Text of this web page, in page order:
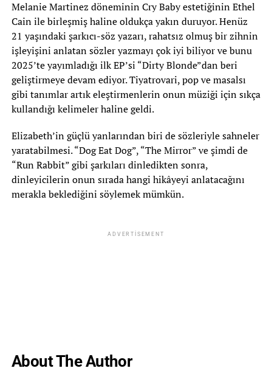
Melanie Martinez döneminin Cry Baby estetiğinin Ethel
Cain ile birleşmiş haline oldukça yakın duruyor. Henüz
21 yaşındaki şarkıcı-söz yazarı, rahatsız olmuş bir zihnin
işleyişini anlatan sözler yazmayı çok iyi biliyor ve bunu
2025’te yayımladığı ilk EP’si “Dirty Blonde”dan beri
geliştirmeye devam ediyor. Tiyatrovari, pop ve masalsı
gibi tanımlar artık eleştirmenlerin onun müziği için sıkça
kullandığı kelimeler haline geldi.
Elizabeth’in güçlü yanlarından biri de sözleriyle sahneler
yaratabilmesi. “Dog Eat Dog”, “The Mirror” ve şimdi de
“Run Rabbit” gibi şarkıları dinledikten sonra,
dinleyicilerin onun sırada hangi hikâyeyi anlatacağını
merakla beklediğini söylemek mümkün.
ADVERTISEMENT
About The Author